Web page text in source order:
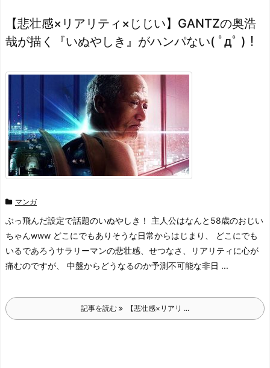
【悲壮感×リアリティ×じじい】GANTZの奥浩
哉が描く『いぬやしき』がハンパない( ﾟдﾟ )！
マンガ
ぶっ飛んだ設定で話題のいぬやしき！ 主人公はなんと58歳のおじい
ちゃんwww どこにでもありそうな日常からはじまり、 どこにでも
いるであろうサラリーマンの悲壮感、せつなさ、リアリティに心が
痛むのですが、 中盤からどうなるのか予測不可能な非日 ...
記事を読む 【悲壮感×リアリ ...